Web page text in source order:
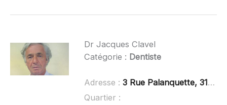
Dr Jacques Clavel
Catégorie : Dentiste
Adresse : 3 Rue Palanquette, 31830 Plaisance-du-Touch
Quartier :